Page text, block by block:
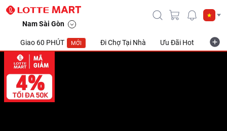
Nam Sài Gòn
Giao 60 PHÚT MỚI Đi Chợ Tại Nhà Ưu Đãi Hot